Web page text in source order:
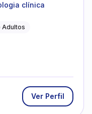
clínica
Adultos
Ver Perfil